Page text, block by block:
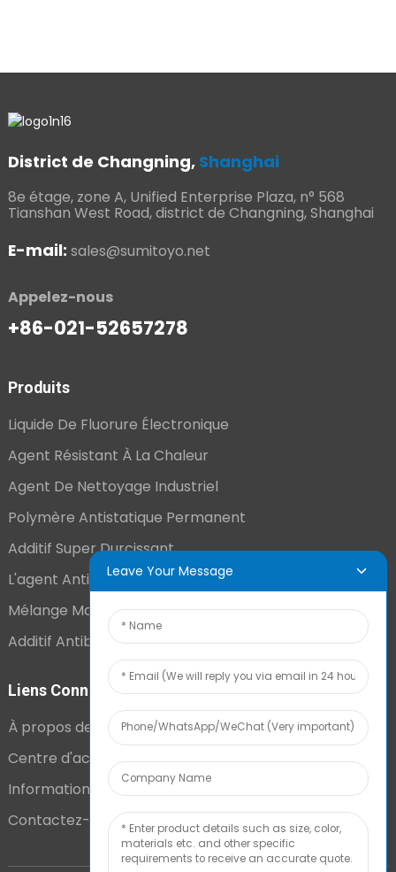
District de Changning, Shanghai
8e étage, zone A, Unified Enterprise Plaza, n° 568
Tianshan West Road, district de Changning, Shanghai
E-mail: sales@sumitoyo.net
Appelez-nous
+86-021-52657278
Produits
Liquide De Fluorure Électronique
Agent Résistant À La Chaleur
Agent De Nettoyage Industriel
Polymère Antistatique Permanent
Additif Super Durcissant
L'agent Antistatique Longue Durée
Mélange Maître VCI
Additif Antibuée Ajouté En Interne
Liens Connexes
À propos de nous
Centre d'actualités
Informations techniques
Contactez-nous
Leave Your Message